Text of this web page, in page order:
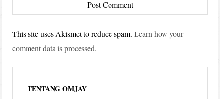
This site uses Akismet to reduce spam.Learn how your
comment data is processed.
TENTANG OMJAY